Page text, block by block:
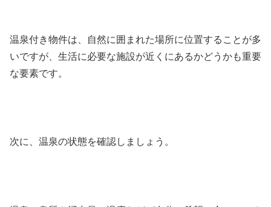
温泉付き物件は、自然に囲まれた場所に位置することが多
いですが、生活に必要な施設が近くにあるかどうかも重要
な要素です。
次に、温泉の状態を確認しましょう。